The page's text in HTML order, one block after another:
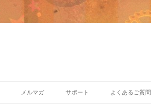
メルマガ サポート よくあるご質問